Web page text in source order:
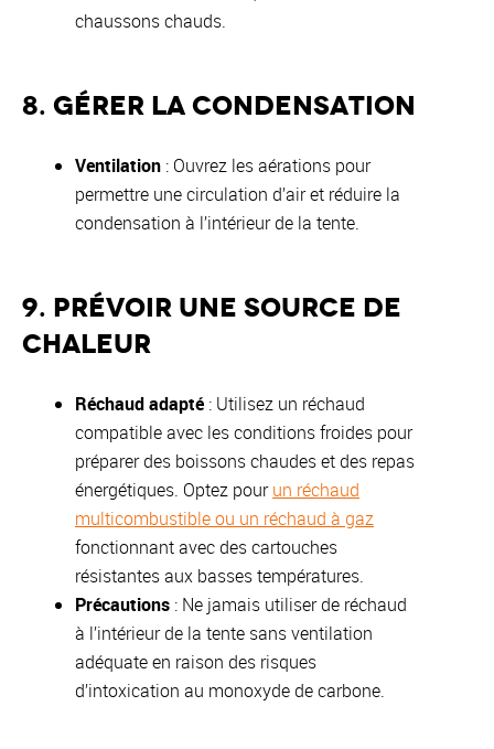
chaussons chauds.
8. Gérer la condensation
Ventilation : Ouvrez les aérations pour
permettre une circulation d’air et réduire la
condensation à l’intérieur de la tente.
9. Prévoir une source de
chaleur
Réchaud adapté : Utilisez un réchaud
compatible avec les conditions froides pour
préparer des boissons chaudes et des repas
énergétiques. Optez pourun réchaud
multicombustible ou un réchaud à gaz
fonctionnant avec des cartouches
résistantes aux basses températures.
Précautions : Ne jamais utiliser de réchaud
à l’intérieur de la tente sans ventilation
adéquate en raison des risques
d’intoxication au monoxyde de carbone.